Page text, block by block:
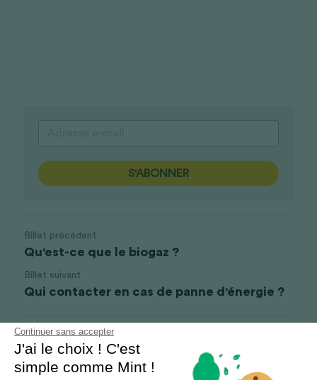
Continuer sans accepter
J'ai le choix ! C'est
simple comme Mint !
S'ABONNER
Billet précédent
Qu'est-ce que le biogaz ?
Billet suivant
Qui contacter en cas de panne d'énergie ?
Revenir au site